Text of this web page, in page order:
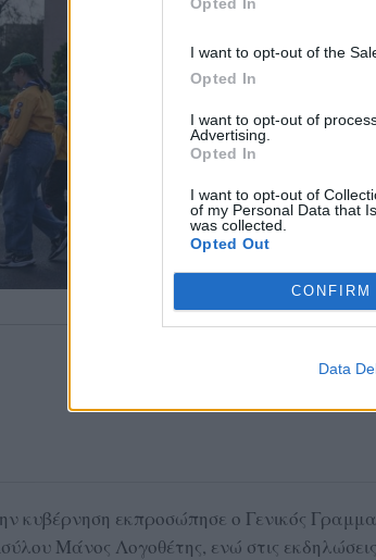
I want to opt-out of the
Opted In
I want to opt-out of
Advertising.
Opted In
I want to opt-out of
of my Personal Data that
was collected.
Opted Out
CONFIRM
Data
ΔΙΑΦΗΜΙΣΗ
κυβέρνηση εκπροσώπησε ο Γενικός
Μάνος Λογοθέτης, ενώ στις